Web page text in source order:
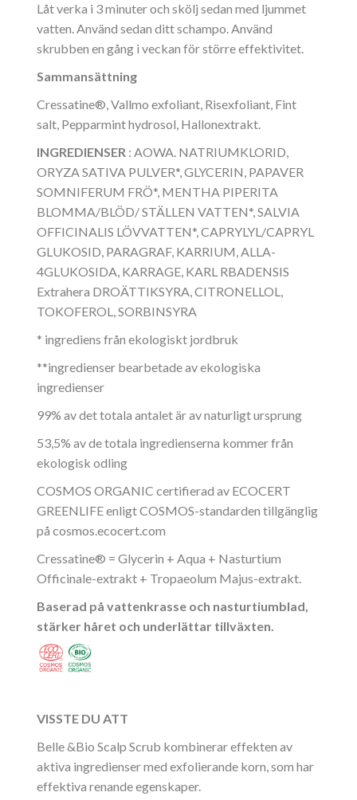
Låt verka i 3 minuter och skölj sedan med ljummet
vatten. Använd sedan ditt schampo. Använd
skrubben en gång i veckan för större effektivitet.
Sammansättning
Cressatine®, Vallmo exfoliant, Risexfoliant, Fint
salt, Pepparmint hydrosol, Hallonextrakt.
INGREDIENSER : AOWA. NATRIUMKLORID,
ORYZA SATIVA PULVER*, GLYCERIN, PAPAVER
SOMNIFERUM FRÖ*, MENTHA PIPERITA
BLOMMA/BLÖD/ STÄLLEN VATTEN*, SALVIA
OFFICINALIS LÖVVATTEN*, CAPRYLYL/CAPRYL
GLUKOSID, PARAGRAF, KARRIUM, ALLA-
4GLUKOSIDA, KARRAGE, KARL RBADENSIS
Extrahera DROÄTTIKSYRA, CITRONELLOL,
TOKOFEROL, SORBINSYRA
* ingrediens från ekologiskt jordbruk
**ingredienser bearbetade av ekologiska
ingredienser
99% av det totala antalet är av naturligt ursprung
53,5% av de totala ingredienserna kommer från
ekologisk odling
COSMOS ORGANIC certifierad av ECOCERT
GREENLIFE enligt COSMOS-standarden tillgänglig
på cosmos.ecocert.com
Cressatine® = Glycerin + Aqua + Nasturtium
Officinale-extrakt + Tropaeolum Majus-extrakt.
Baserad på vattenkrasse och nasturtiumblad,
stärker håret och underlättar tillväxten.
VISSTE DU ATT
Belle &Bio Scalp Scrub kombinerar effekten av
aktiva ingredienser med exfolierande korn, som har
effektiva renande egenskaper.